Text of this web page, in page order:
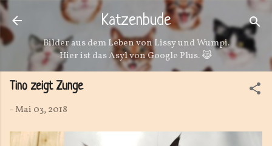
Direkt zum Hauptbereich
Katzenbude
Bilder aus dem Leben von Lissy und Wumpi.
Hier ist das Asyl von Google Plus. 😹
Tino zeigt Zunge
-Mai 03, 2018